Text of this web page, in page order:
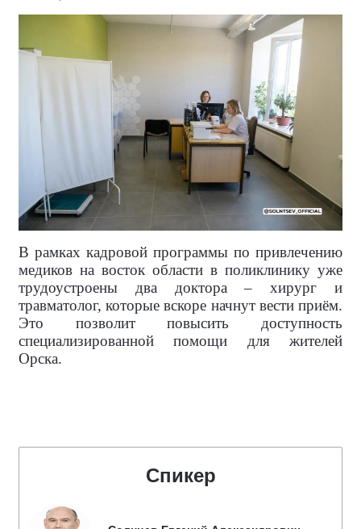
В рамках кадровой программы по привлечению
медиков на восток области в поликлинику уже
трудоустроены два доктора – хирург и
травматолог, которые вскоре начнут вести приём.
Это позволит повысить доступность
специализированной помощи для жителей
Орска.
Спикер